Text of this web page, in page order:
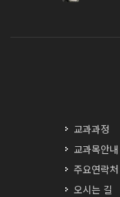
교과과정
교과목안내
주요연락처
오시는 길